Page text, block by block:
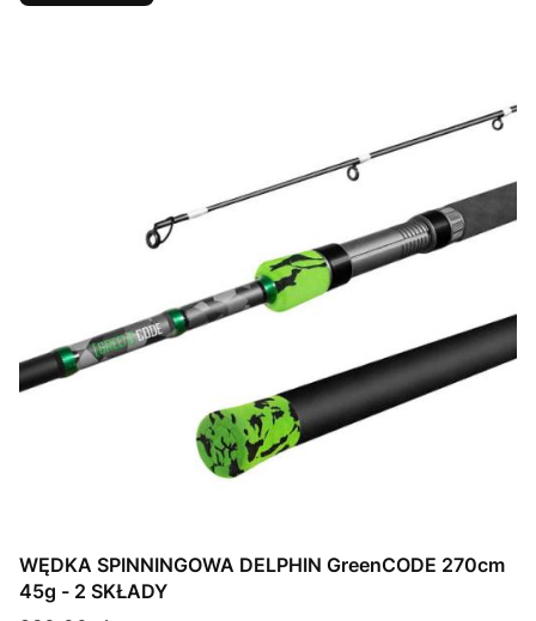
WĘDKA SPINNINGOWA DELPHIN GreenCODE 270cm
45g - 2 SKŁADY